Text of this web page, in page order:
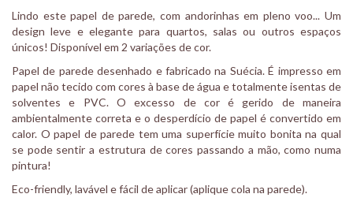
Lindo este papel de parede, com andorinhas em pleno voo... Um
design leve e elegante para quartos, salas ou outros espaços
únicos! Disponível em 2 variações de cor.
Papel de parede desenhado e fabricado na Suécia. É impresso em
papel não tecido com cores à base de água e totalmente isentas de
solventes e PVC. O excesso de cor é gerido de maneira
ambientalmente correta e o desperdício de papel é convertido em
calor. O papel de parede tem uma superfície muito bonita na qual
se pode sentir a estrutura de cores passando a mão, como numa
pintura!
Eco-friendly, lavável e fácil de aplicar (aplique cola na parede).